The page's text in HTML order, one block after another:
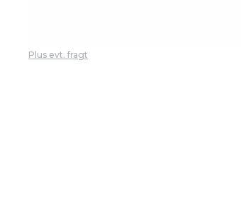
Plus evt. fragt